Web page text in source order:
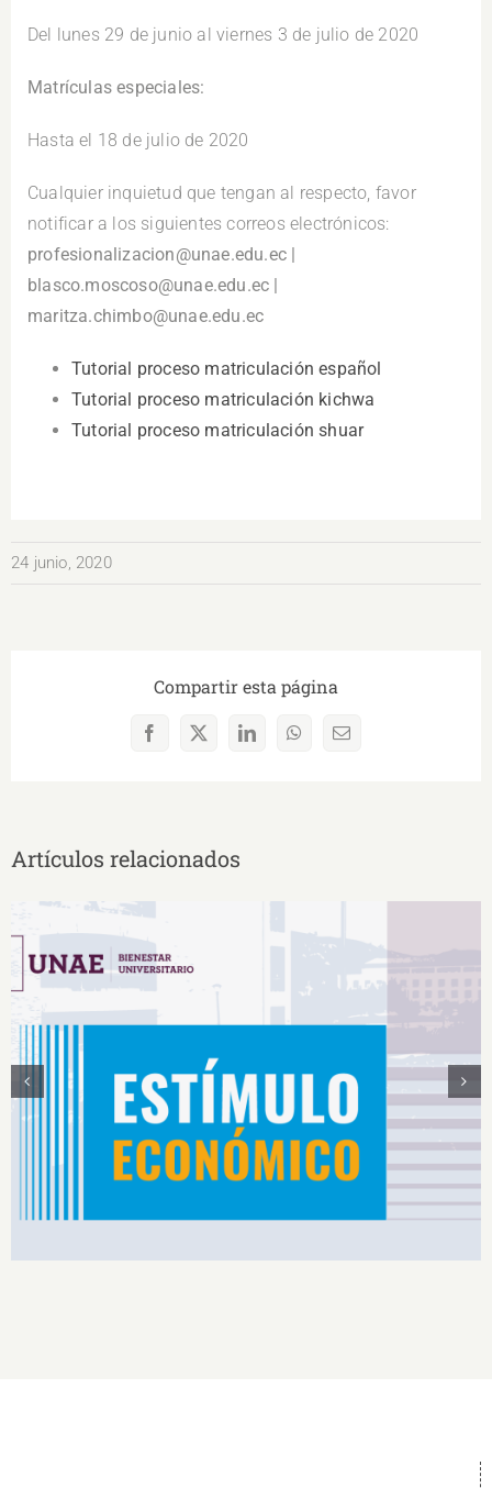
Del lunes 29 de junio al viernes 3 de julio de 2020
Matrículas especiales:
Hasta el 18 de julio de 2020
Cualquier inquietud que tengan al respecto, favor
notificar a los siguientes correos electrónicos:
profesionalizacion@unae.edu.ec |
blasco.moscoso@unae.edu.ec |
maritza.chimbo@unae.edu.ec
Tutorial proceso matriculación español
Tutorial proceso matriculación kichwa
Tutorial proceso matriculación shuar
24 junio, 2020
Compartir esta página
Facebook
X LinkedInWhatsAppCorreo
Artículos relacionados
Estímulos Económicos para Deportistas de Alto
Rendimiento IS2026